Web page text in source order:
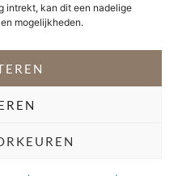
intrekt, kan dit een nadelige
mogelijkheden.